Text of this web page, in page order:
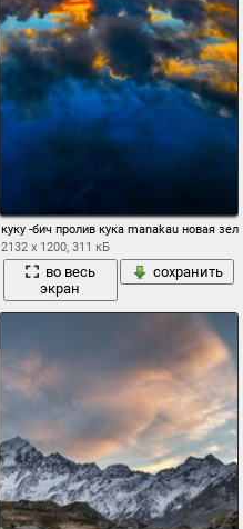
куку -бич пролив кука manakau новая
2132 x 1200, 311 кБ
во весь
экран
сохранить